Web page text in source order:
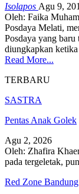
Isolapos Agu 9,
Oleh: Faika
Posdaya Melati,
Posdaya yang
diungkapkan
Read More...
TERBARU
SASTRA
Pentas Anak Golek
Agu 2, 2026
Oleh: Zhafira
pada tergeletak,
Red Zone